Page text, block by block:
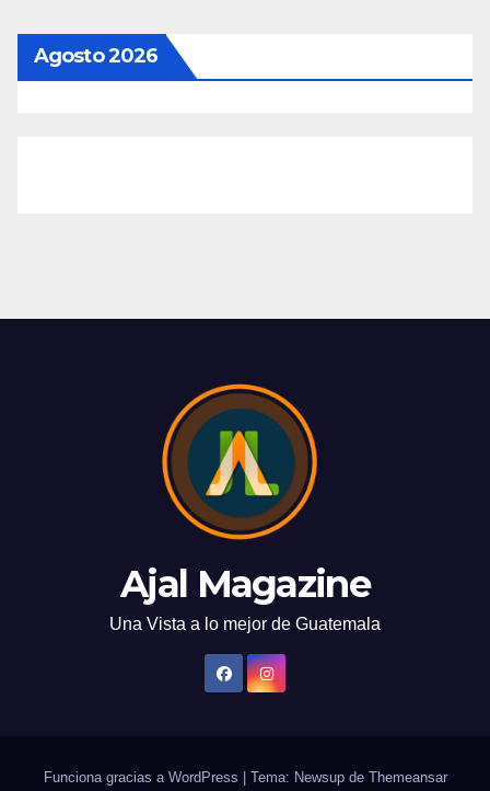
Agosto 2026
Ajal Magazine
Una Vista a lo mejor de Guatemala
Funciona gracias a WordPress Tema: Newsup de Themeansar